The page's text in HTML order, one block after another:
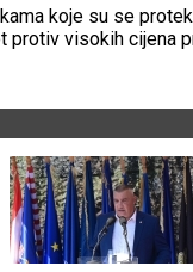
koje su se
protiv visokih cijena